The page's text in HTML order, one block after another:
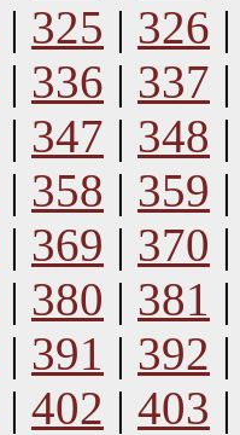
| 325 | 326
| 336 | 337
| 347 | 348
| 358 | 359
| 369 | 370
| 380 | 381
| 391 | 392
| 402 | 403